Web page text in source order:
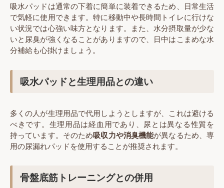
吸水パッドは通常の下着に簡単に装着できるため、日常生活
で気軽に使用できます。特に移動中や長時間トイレに行けな
い状況では心強い味方となります。また、水分摂取量が少な
いと尿臭が強くなることがありますので、日中はこまめな水
分補給も心掛けましょう。
吸水パッドと生理用品との違い
多くの人が生理用品で代用しようとしますが、これは避ける
べきです。生理用品は経血用であり、尿とは異なる性質を
持っています。そのため吸収力や消臭機能が異なるため、専
用の尿漏れパッドを使用することが推奨されます。
骨盤底筋トレーニングとの併用